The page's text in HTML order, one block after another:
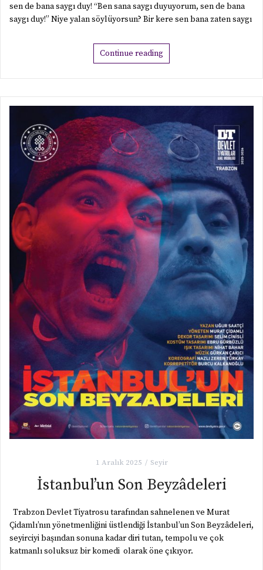
memleketimden yalan manzaraları-2 Ben sana saygı duyuyorum,
saygı duy!” Niye yalan söylüyorsun? Bir kere sen bana zaten saygı
1 Aralık 2025 Seyir
İstanbul’un Son Beyzâdeleri
Trabzon Devlet Tiyatrosu tarafından sahnelenen ve Murat
Çidamlı’nın yönetmenliğini üstlendiği İstanbul’un Son Beyzâdeleri,